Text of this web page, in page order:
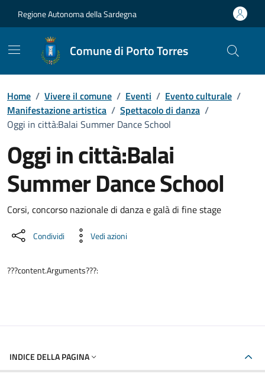
Regione Autonoma della Sardegna
Comune di Porto Torres
Home / Vivere il comune / Eventi / Evento culturale /
Manifestazione artistica / Spettacolo di danza /
Oggi in città:Balai Summer Dance School
Oggi in città:Balai
Summer Dance School
Dettaglio dell'evento
Corsi, concorso nazionale di danza e galà di fine stage
Condividi Vedi azioni
???content.Arguments???:
INDICE DELLA PAGINA